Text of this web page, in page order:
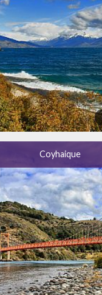
Coyhaique